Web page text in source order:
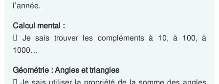
l’année.
Calcul mental :
 Je sais trouver les compléments à 10, à 100, à
1000…
Géométrie : Angles et triangles